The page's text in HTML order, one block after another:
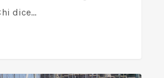
dice…